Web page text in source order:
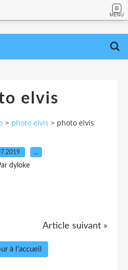
MENU
elvis
> photo elvis > photo elvis
…
dyloke
Article suivant »
à l'accueil